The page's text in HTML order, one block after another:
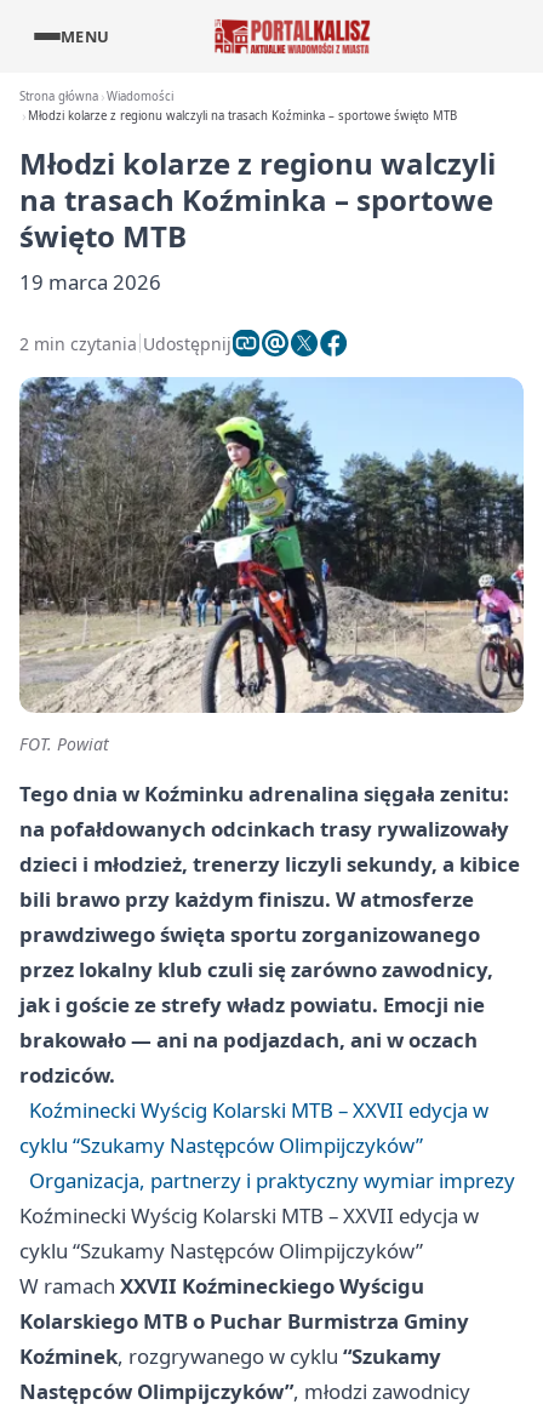
MENU
Strona główna Wiadomości
Młodzi kolarze z regionu walczyli na trasach Koźminka – sportowe święto MTB
Młodzi kolarze z regionu walczyli
na trasach Koźminka – sportowe
święto MTB
19 marca 2026
2 min czytania Udostępnij
FOT. Powiat
Tego dnia w Koźminku adrenalina sięgała zenitu:
na pofałdowanych odcinkach trasy rywalizowały
dzieci i młodzież, trenerzy liczyli sekundy, a kibice
bili brawo przy każdym finiszu. W atmosferze
prawdziwego święta sportu zorganizowanego
przez lokalny klub czuli się zarówno zawodnicy,
jak i goście ze strefy władz powiatu. Emocji nie
brakowało — ani na podjazdach, ani w oczach
rodziców.
Koźminecki Wyścig Kolarski MTB – XXVII edycja w
cyklu “Szukamy Następców Olimpijczyków”
Organizacja, partnerzy i praktyczny wymiar imprezy
Koźminecki Wyścig Kolarski MTB – XXVII edycja w
cyklu “Szukamy Następców Olimpijczyków”
W ramach XXVII Koźmineckiego Wyścigu
Kolarskiego MTB o Puchar Burmistrza Gminy
Koźminek, rozgrywanego w cyklu “Szukamy
Następców Olimpijczyków”, młodzi zawodnicy